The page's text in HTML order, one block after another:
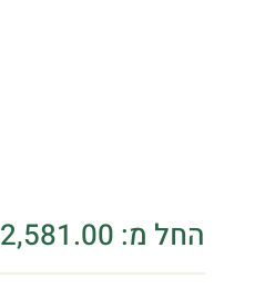
החל מ: 2,581.00